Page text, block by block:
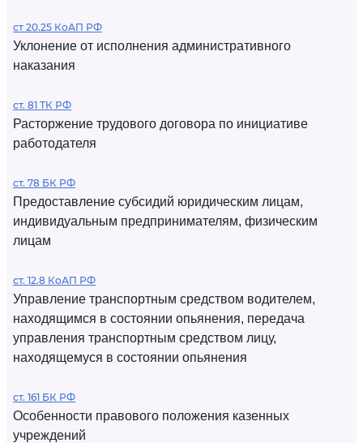
ст 20.25 КоАП РФ
Уклонение от исполнения административного
наказания
ст. 81 ТК РФ
Расторжение трудового договора по инициативе
работодателя
ст. 78 БК РФ
Предоставление субсидий юридическим лицам,
индивидуальным предпринимателям, физическим
лицам
ст. 12.8 КоАП РФ
Управление транспортным средством водителем,
находящимся в состоянии опьянения, передача
управления транспортным средством лицу,
находящемуся в состоянии опьянения
ст. 161 БК РФ
Особенности правового положения казенных
учреждений